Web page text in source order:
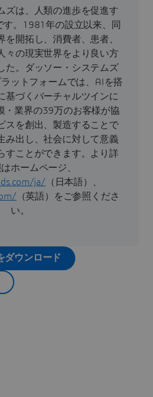
ズは、人類の進歩を促進す
す。1981年の設立以来、同
を開拓し、消費者、患者、
々の現実世界をより良い方
た。ダッソー・システムズ
ラットフォームでは、AIを搭
基づくバーチャルツインに
・業界の39万のお客様が協
スを創出、製造することで
み出し、社会に対して意義
すことができます。より詳
ホームページ、
ja/ （日本語）、
（英語）をご参照くださ
い。
ダウンロード